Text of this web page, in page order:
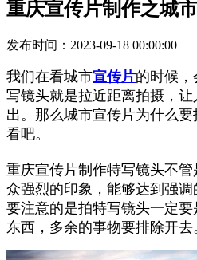
重庆宣传片制作之城
发布时间：2023-09-18 00:00:00
我们在看城市宣传片的时候
写镜头就是拉近距离拍摄，
出。那么城市宣传片为什么
看吧。
重庆宣传片制作特写镜头不
众强烈的印象，能够达到强调
要注意的是拍特写镜头一定
东西，多余的事物要排除开去